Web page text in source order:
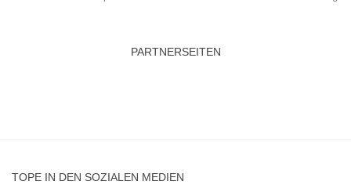
PARTNERSEITEN
TOPE IN DEN SOZIALEN MEDIEN